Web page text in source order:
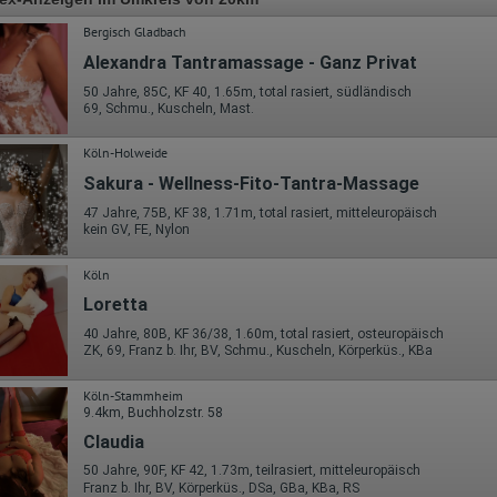
Bergisch Gladbach
Alexandra Tantramassage - Ganz Privat
50 Jahre, 85C, KF 40, 1.65m, total rasiert, südländisch
69, Schmu., Kuscheln, Mast.
Köln-Holweide
Sakura - Wellness-Fito-Tantra-Massage
47 Jahre, 75B, KF 38, 1.71m, total rasiert, mitteleuropäisch
kein GV, FE, Nylon
Köln
Loretta
40 Jahre, 80B, KF 36/38, 1.60m, total rasiert, osteuropäisch
ZK, 69, Franz b. Ihr, BV, Schmu., Kuscheln, Körperküs., KBa
Köln-Stammheim
9.4km, Buchholzstr. 58
Claudia
50 Jahre, 90F, KF 42, 1.73m, teilrasiert, mitteleuropäisch
Franz b. Ihr, BV, Körperküs., DSa, GBa, KBa, RS